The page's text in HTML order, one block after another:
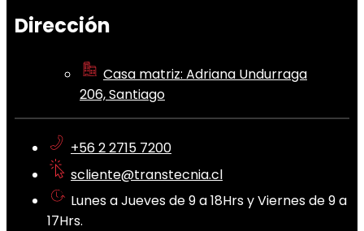
Dirección
Casa matriz: Adriana Undurraga
206, Santiago
+56 2 2715 7200
scliente@transtecnia.cl
Lunes a Jueves de 9 a 18Hrs y Viernes de 9 a
17Hrs.